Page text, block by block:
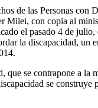
de las Personas
Milei, con copia al
el pasado 4 de
la discapacidad,
se contrapone a
se